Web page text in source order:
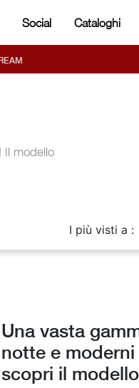
Social Cataloghi
Il modello
I più visti a :
Una vasta
notte e
scopri il